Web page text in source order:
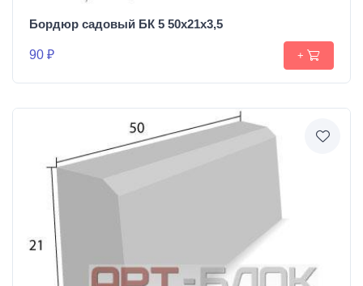
Бордюр садовый БК 5 50х21х3,5
90 ₽ +